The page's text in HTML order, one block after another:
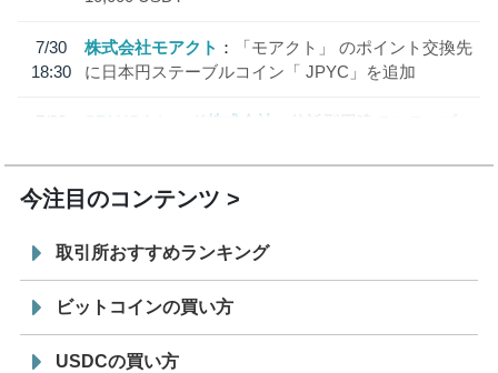
7/30
18:30
株式会社モアクト
「モアクト」 のポイント交換先
に日本円ステーブルコイン「 JPYC」を追加
7/29
SBI VCトレード株式会社
信託型円建てステーブル
今注目のコンテンツ
取引所おすすめランキング
ビットコインの買い方
USDCの買い方